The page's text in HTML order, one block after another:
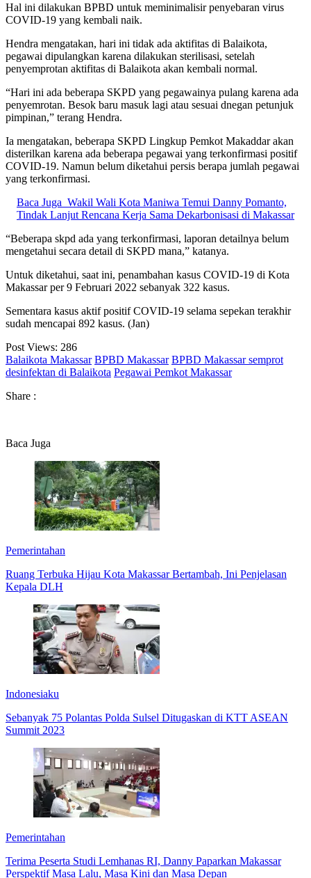
Hal ini dilakukan BPBD untuk meminimalisir penyebaran virus
COVID-19 yang kembali naik.
Hendra mengatakan, hari ini tidak ada aktifitas di Balaikota,
pegawai dipulangkan karena dilakukan sterilisasi, setelah
penyemprotan aktifitas di Balaikota akan kembali normal.
“Hari ini ada beberapa SKPD yang pegawainya pulang karena ada
penyemrotan. Besok baru masuk lagi atau sesuai dnegan petunjuk
pimpinan,” terang Hendra.
Ia mengatakan, beberapa SKPD Lingkup Pemkot Makaddar akan
disterilkan karena ada beberapa pegawai yang terkonfirmasi positif
COVID-19. Namun belum diketahui persis berapa jumlah pegawai
yang terkonfirmasi.
Baca Juga Wakil Wali Kota Maniwa Temui Danny Pomanto,
Tindak Lanjut Rencana Kerja Sama Dekarbonisasi di Makassar
“Beberapa skpd ada yang terkonfirmasi, laporan detailnya belum
mengetahui secara detail di SKPD mana,” katanya.
Untuk diketahui, saat ini, penambahan kasus COVID-19 di Kota
Makassar per 9 Februari 2022 sebanyak 322 kasus.
Sementara kasus aktif positif COVID-19 selama sepekan terakhir
sudah mencapai 892 kasus. (Jan)
Post Views: 286
Balaikota Makassar BPBD Makassar BPBD Makassar semprot
desinfektan di Balaikota Pegawai Pemkot Makassar
Share :
Baca Juga
Pemerintahan
Ruang Terbuka Hijau Kota Makassar Bertambah, Ini Penjelasan
Kepala DLH
Indonesiaku
Sebanyak 75 Polantas Polda Sulsel Ditugaskan di KTT ASEAN
Summit 2023
Pemerintahan
Terima Peserta Studi Lemhanas RI, Danny Paparkan Makassar
Perspektif Masa Lalu, Masa Kini dan Masa Depan